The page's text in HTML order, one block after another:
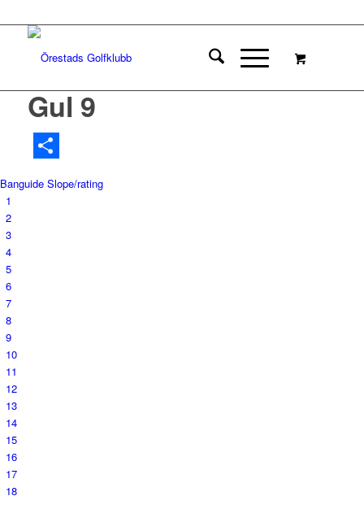
Gul 9
Banguide Slope/rating
1
2
3
4
5
6
7
8
9
10
11
12
13
14
15
16
17
18